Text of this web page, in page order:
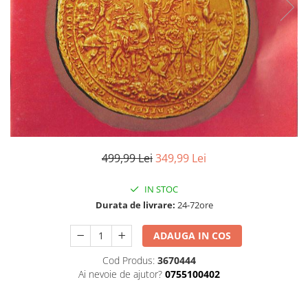
Viniluri Românești
Colecția Electrecord
499,99 Lei349,99 Lei
IN STOC
Durata de livrare: 24-72ore
ADAUGA IN COS
Cod Produs: 3670444
Ai nevoie de ajutor? 0755100402